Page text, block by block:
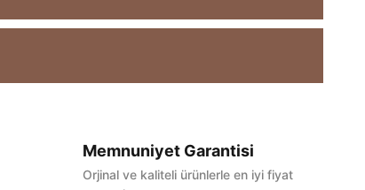
Memnuniyet Garantisi
Orjinal ve kaliteli ürünlerle en iyi fiyat